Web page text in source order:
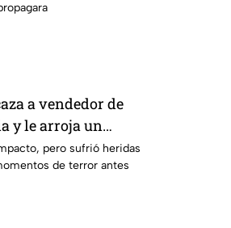
a vendedor de
y le arroja un
pero sufrió heridas
de terror antes